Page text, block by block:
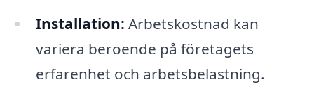
Installation: Arbetskostnad kan
variera beroende på företagets
erfarenhet och arbetsbelastning.